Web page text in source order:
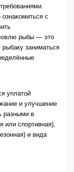
с
рыбы — это
заниматься
уплатой
и улучшение
разными в
или спортивная),
и вида